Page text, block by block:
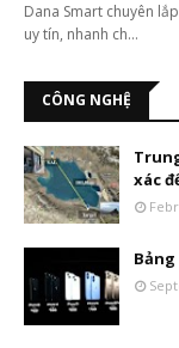
Dana Smart chuyên
uy tín, nhanh ch…
CÔNG NGHỆ
xác